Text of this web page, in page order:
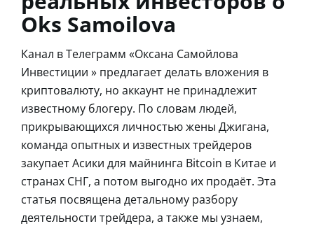
Oks Samoilova
Канал в Телеграмм «Оксана Самойлова
Инвестиции » предлагает делать вложения в
криптовалюту, но аккаунт не принадлежит
известному блогеру. По словам людей,
прикрывающихся личностью жены Джигана,
команда опытных и известных трейдеров
закупает Асики для майнинга Bitcoin в Китае и
странах СНГ, а потом выгодно их продаёт. Эта
статья посвящена детальному разбору
деятельности трейдера, а также мы узнаем,